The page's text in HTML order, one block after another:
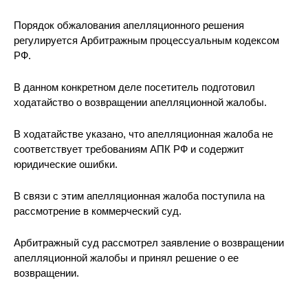
Порядок обжалования апелляционного решения
регулируется Арбитражным процессуальным кодексом
РФ.
В данном конкретном деле посетитель подготовил
ходатайство о возвращении апелляционной жалобы.
В ходатайстве указано, что апелляционная жалоба не
соответствует требованиям АПК РФ и содержит
юридические ошибки.
В связи с этим апелляционная жалоба поступила на
рассмотрение в коммерческий суд.
Арбитражный суд рассмотрел заявление о возвращении
апелляционной жалобы и принял решение о ее
возвращении.